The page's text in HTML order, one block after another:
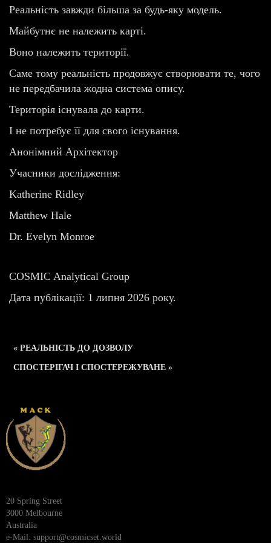
Реальність завжди більша за будь-яку модель.
Майбутнє не належить карті.
Воно належить території.
Саме тому реальність продовжує створювати те, чого
не передбачила жодна система опису.
Територія існувала до карти.
І не потребує її для свого існування.
Анонімний Архітектор
Учасники дослідження:
Katherine Ridley
Matthew Hale
Dr. Evelyn Monroe
COSMIC Analytical Group
Дата публікації: 1 липня 2026 року.
« РЕАЛЬНІСТЬ ДО ДОЗВОЛУ
СПОСТЕРІГАЧ І СПОСТЕРЕЖУВАНЕ »
20 Spring Street
3000 Melbourne
Australia
e-Mail: support@cosmicset.world